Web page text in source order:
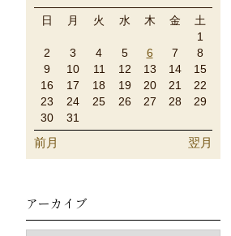
日 月 火 水 木 金
土
1
2
3 4 5 6 7
8
9
10 11 12 13 14
15
16
17 18 19 20 21
22
23
24 25 26 27 28
29
30
31
前月 翌月
アーカイブ